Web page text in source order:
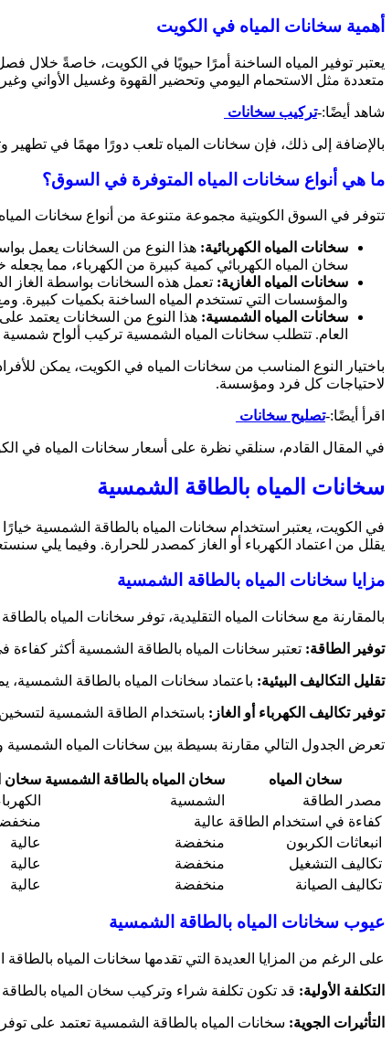
أهمية سخانات المياه في الكويت
يعتبر توفير المياه الساخنة أمرًا حيويًا في الكويت، خاصةً خلال
متعددة مثل الاستحمام اليومي وتحضير القهوة وغسيل الأواني
شاهد أيضًا:-تركيب سخانات
بالإضافة إلى ذلك، فإن سخانات المياه تلعب دورًا مهمًا في تطهير
ما هي أنواع سخانات المياه المتوفرة في السوق؟
تتوفر في السوق الكويتية مجموعة متنوعة من أنواع سخانات
سخانات المياه الكهربائية: هذا النوع من السخانات يعمل
سخان المياه الكهربائي كمية كبيرة من الكهرباء، مما
سخانات المياه الغازية: تعمل هذه السخانات بواسطة الغاز
والمؤسسات التي تستخدم المياه الساخنة بكميات كبيرة.
سخانات المياه الشمسية: هذا النوع من السخانات يعتمد
العام. تتطلب سخانات المياه الشمسية تركيب ألواح
باختيار النوع المناسب من سخانات المياه في الكويت، يمكن
لاحتياجات كل فرد ومؤسسة.
اقرأ أيضًا:-تصليح سخانات
في المقال القادم، سنلقي نظرة على أسعار سخانات المياه في
سخانات المياه بالطاقة الشمسية
في الكويت، يعتبر استخدام سخانات المياه بالطاقة الشمسية
يقلل من اعتماد الكهرباء أو الغاز كمصدر للحرارة. وفيما يلي
مزايا سخانات المياه بالطاقة الشمسية
بالمقارنة مع سخانات المياه التقليدية، توفر سخانات المياه
توفير الطاقة: تعتبر سخانات المياه بالطاقة الشمسية أكثر
تقليل التكاليف البيئية: باعتماد سخانات المياه بالطاقة الشمسية،
توفير تكاليف الكهرباء أو الغاز: باستخدام الطاقة الشمسية لتسخين
تعرض الجدول التالي مقارنة بسيطة بين سخانات المياه الشمسية
سخان المياه سخان المياه بالطاقة الشمسية سخان
مصدر الطاقة
الشمسية
كفاءة في استخدام الطاقة عالية
انبعاثات الكربون
منخفضة
عالية
تكاليف التشغيل
منخفضة
عالية
تكاليف الصيانة
منخفضة عالية
عيوب سخانات المياه بالطاقة الشمسية
على الرغم من المزايا العديدة التي تقدمها سخانات المياه
التكلفة الأولية: قد تكون تكلفة شراء وتركيب سخان المياه
التأثيرات الجوية: سخانات المياه بالطاقة الشمسية تعتمد على